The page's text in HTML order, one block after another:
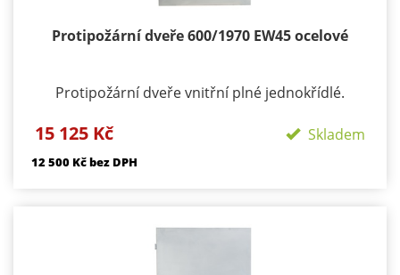
Protipožární dveře 600/1970 EW45 ocelové
Protipožární dveře vnitřní plné jednokřídlé.
ocelové plechy tloušťky 1,2 mm z obou stran
PO odolnosti výztužný ocelový rám
Tloušťka: 43 mm
Zámek: BMH s roztečí 72 mm
15 125 Kč Skladem
12 500 Kč bez DPH